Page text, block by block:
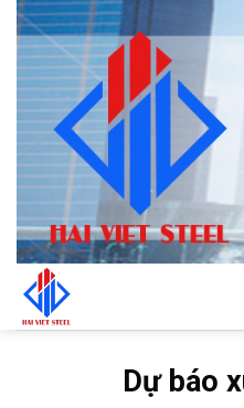
Bỏ
qua
nội
dung
Dự báo